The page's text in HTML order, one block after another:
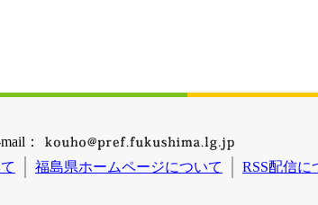
：
福島県ホームページについて
RSS配信に